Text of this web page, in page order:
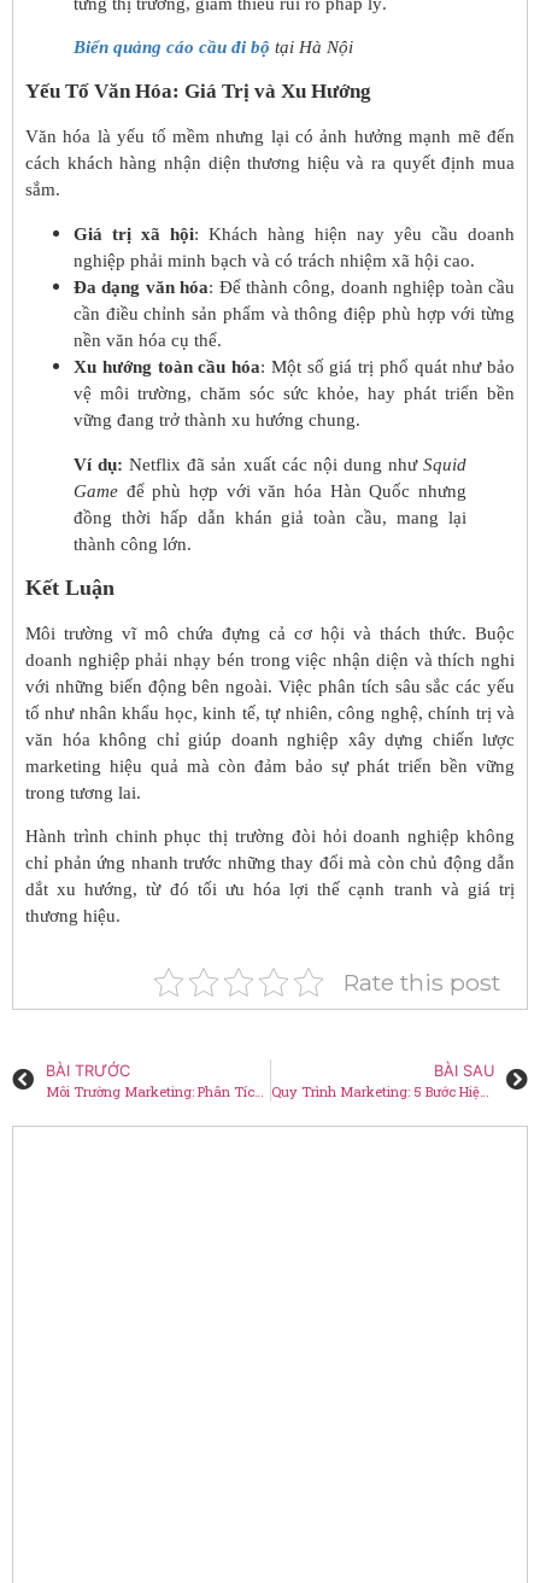
Biển quảng cáo cầu đi bộ tại Hà Nội
Yếu Tố Văn Hóa: Giá Trị và Xu Hướng
Văn hóa là yếu tố mềm nhưng lại có ảnh hưởng mạnh mẽ đến
cách khách hàng nhận diện thương hiệu và ra quyết định mua
sắm.
Giá trị xã hội: Khách hàng hiện nay yêu cầu doanh
nghiệp phải minh bạch và có trách nhiệm xã hội cao.
Đa dạng văn hóa: Để thành công, doanh nghiệp toàn cầu
cần điều chỉnh sản phẩm và thông điệp phù hợp với từng
nền văn hóa cụ thể.
Xu hướng toàn cầu hóa: Một số giá trị phổ quát như bảo
vệ môi trường, chăm sóc sức khỏe, hay phát triển bền
vững đang trở thành xu hướng chung.
Ví dụ: Netflix đã sản xuất các nội dung nhưSquid
Game để phù hợp với văn hóa Hàn Quốc nhưng
đồng thời hấp dẫn khán giả toàn cầu, mang lại
thành công lớn.
Kết Luận
Môi trường vĩ mô chứa đựng cả cơ hội và thách thức. Buộc
doanh nghiệp phải nhạy bén trong việc nhận diện và thích nghi
với những biến động bên ngoài. Việc phân tích sâu sắc các yếu
tố như nhân khẩu học, kinh tế, tự nhiên, công nghệ, chính trị và
văn hóa không chỉ giúp doanh nghiệp xây dựng chiến lược
marketing hiệu quả mà còn đảm bảo sự phát triển bền vững
trong tương lai.
Hành trình chinh phục thị trường đòi hỏi doanh nghiệp không
chỉ phản ứng nhanh trước những thay đổi mà còn chủ động dẫn
dắt xu hướng, từ đó tối ưu hóa lợi thế cạnh tranh và giá trị
thương hiệu.
Rate this post
BÀI TRƯỚC
Môi Trường Marketing: Phân Tích Yếu Tố Môi Trường Vi Mô
BÀI SAU
Quy Trình Marketing: 5 Bước Hiệu Quả Cho Doanh Nghiệp